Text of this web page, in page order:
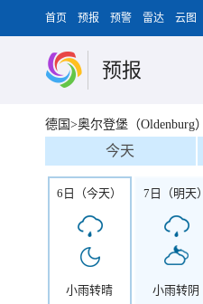
首页 预报 预警 雷达 云图
预报
德国>奥尔登堡（Oldenburg）
今天
6日（今天）
小雨转晴
7日（明天）
小雨转阴